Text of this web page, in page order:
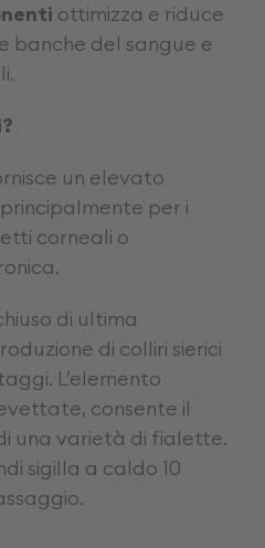
ottimizza e riduce
banche del sangue e
un elevato
per i
corneali o
di ultima
di colliri sierici
L’elemento
consente il
una varietà di fialette.
sigilla a caldo 10